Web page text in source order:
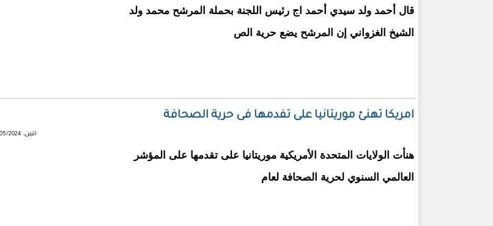
قال أحمد ولد سيدي أحمد اج رئيس اللجنة بحملة المرشح محمد ولد
الشيخ الغزواني إن المرشح يضع حرية الص
امريكا تهنئ موريتانيا على تفدمها فى حرية الصحافة
اثنين, 06/05/2024 - 18:58
هنأت الولايات المتحدة الأمريكية موريتانيا على تقدمها على المؤشر
العالمي السنوي لحرية الصحافة لعام